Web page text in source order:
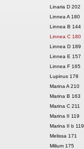
Linaria D 202
Linnea A 180
Linnea B 144
Linnea C 180
Linnea D 189
Linnea E 157
Linnea F 165
Lupinus 178
Marina A 210
Marina B 163
Marina C 211
Marina II 119
Marina II b 119
Melissa 171
Milium 175